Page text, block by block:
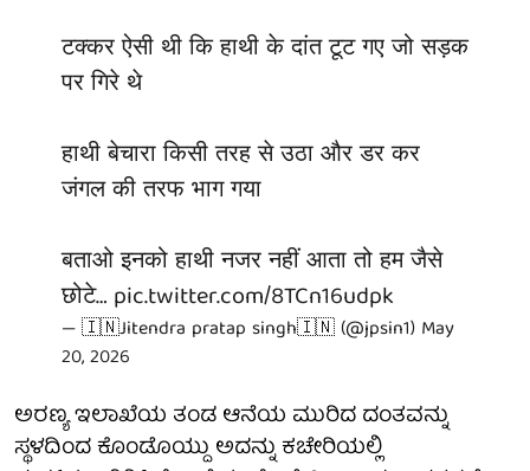
टक्कर ऐसी थी कि हाथी के दांत टूट गए जो सड़क
पर गिरे थे
हाथी बेचारा किसी तरह से उठा और डर कर
जंगल की तरफ भाग गया
बताओ इनको हाथी नजर नहीं आता तो हम जैसे
छोटे… pic.twitter.com/8TCn16udpk
— 🇮🇳Jitendra pratap singh🇮🇳 (@jpsin1) May
20, 2026
ಅರಣ್ಯ ಇಲಾಖೆಯ ತಂಡ ಆನೆಯ ಮುರಿದ ದಂತವನ್ನು
ಸ್ಥಳದಿಂದ ಕೊಂಡೊಯ್ದು ಅದನ್ನು ಕಚೇರಿಯಲ್ಲಿ